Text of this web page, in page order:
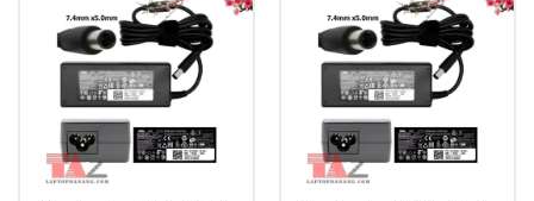
Add to
Wishlist
Add to
Wishlist